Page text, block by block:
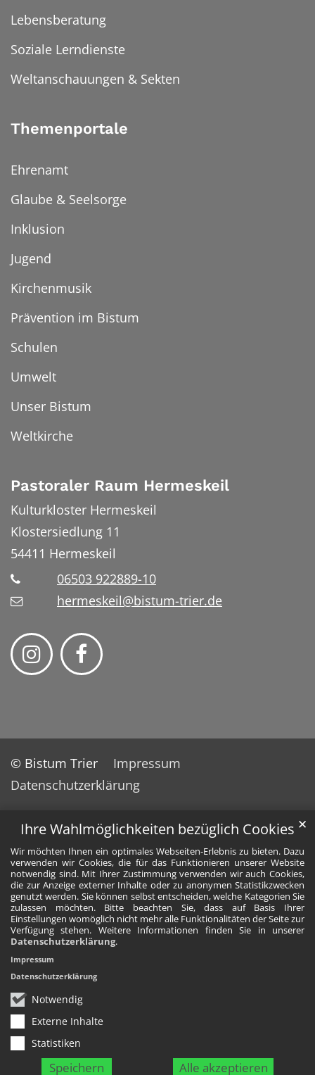
Ihre Wahlmöglichkeiten bezüglich Cookies
Wir möchten Ihnen ein optimales Webseiten-Erlebnis zu bieten. Dazu
verwenden wir Cookies, die für das Funktionieren unserer Website
notwendig sind. Mit Ihrer Zustimmung verwenden wir auch Cookies,
die zur Anzeige externer Inhalte oder zu anonymen Statistikzwecken
genutzt werden. Sie können selbst entscheiden, welche Kategorien Sie
zulassen möchten. Bitte beachten Sie, dass auf Basis Ihrer
Einstellungen womöglich nicht mehr alle Funktionalitäten der Seite zur
Verfügung stehen. Weitere Informationen finden Sie in unserer
Datenschutzerklärung.
Notwendig
Externe Inhalte
Statistiken
Speichern Alle akzeptieren
✕
Impressum
Datenschutzerklärung
Lebensberatung
Soziale Lerndienste
Weltanschauungen & Sekten
Themenportale
Ehrenamt
Glaube & Seelsorge
Inklusion
Jugend
Kirchenmusik
Prävention im Bistum
Schulen
Umwelt
Unser Bistum
Weltkirche
Pastoraler Raum Hermeskeil
Kulturkloster Hermeskeil
Klostersiedlung 11
54411 Hermeskeil
06503 922889-10
hermeskeil@bistum-trier.de
© Bistum Trier
Impressum
Datenschutzerklärung